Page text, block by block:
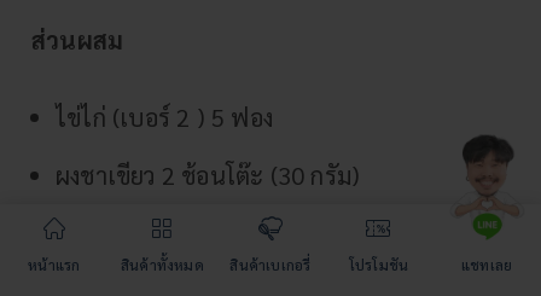
ส่วนผสม
ไข่ไก่ (เบอร์ 2 ) 5 ฟอง
ผงชาเขียว 2 ช้อนโต๊ะ (30 กรัม)
นมสด 4 ช้อนโต๊ะ (60 กรัม)
หน้าแรก สินค้าทั้งหมด สินค้าเบเกอรี่ โปรโมชัน แชทเลย